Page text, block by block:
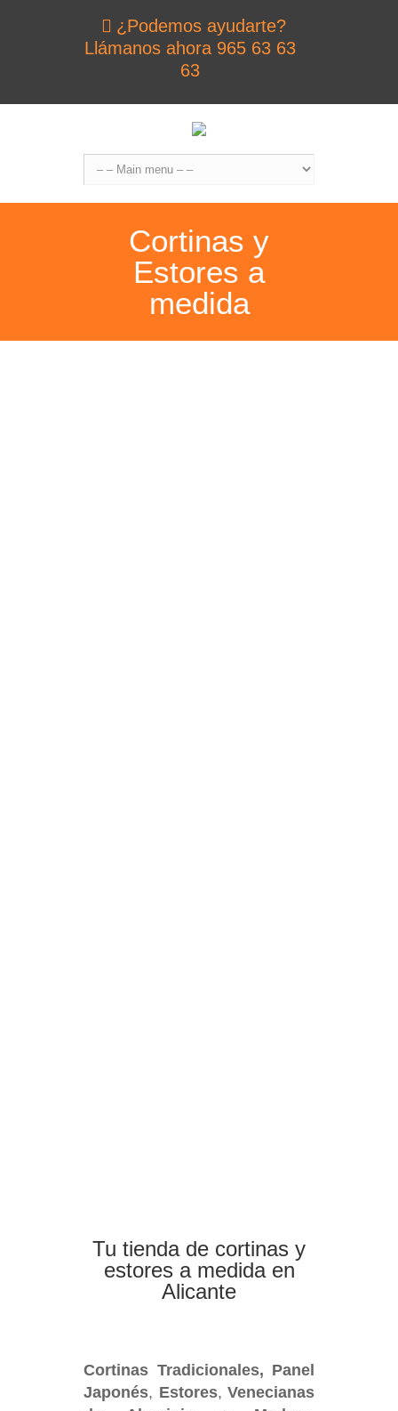
¿Podemos ayudarte?
Llámanos ahora 965 63 63
63
Cortinas y
Estores a
medida
Tu tienda de cortinas y
estores a medida en
Alicante
Cortinas Tradicionales, Panel
Japonés, Estores, Venecianas